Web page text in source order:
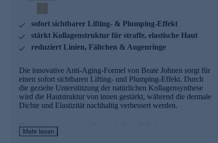
Mohawk-Protein – der „Architekt der Haut“
Unterstützt alle relevanten Kollagentypen
Fördert Biotensegrity und sorgt für eine straffere
Hautmatrix
Sofortiger Feuchtigkeitsbooster
Glättet feine Linien und Fältchen
Sorgt für ein redefiniertes Hautvolumen und sichtbaren
Plumping-Effekt
Schützt die Haut vor freien Radikalen und frühzeitiger
sofort sichtbarer Lifting- & Plumping-Effekt
stärkt Kollagenstruktur für straffe, elastische Haut
reduziert Linien, Fältchen & Augenringe
Die innovative Anti-Aging-Formel von Beate Johnen sorgt für
einen sofort sichtbaren Lifting- und Plumping-Effekt. Durch
die gezielte Unterstützung der natürlichen Kollagensynthese
wird die Hautstruktur von innen gestärkt, während die dermale
Dichte und Elastizität nachhaltig verbessert werden.
Die Hauptwirkstoffe und ihre Effekte
Mehr lesen